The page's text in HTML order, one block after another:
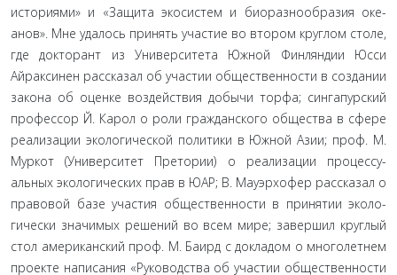
историями» и «Защита экосистем и биоразнообразия оке­
анов». Мне удалось принять участие во втором круглом сто­ле,
где докторант из Университета Южной Финляндии Юсси
Айраксинен рассказал об участии общественности в создании
закона об оценке воздействия добычи торфа; сингапурский
профессор Й. Карол о роли гражданского общества в сфере
реализации экологической политики в Южной Азии; проф. М.
Муркот (Университет Претории) о реализации процессу­
альных экологических прав в ЮАР; В. Мауэрхофер рассказал о
правовой базе участия общественности в принятии эколо­
гически значимых решений во всем мире; завершил круглый
стол американский проф. М. Баирд с докладом о многолетнем
проекте написания «Руководства об участии общественности